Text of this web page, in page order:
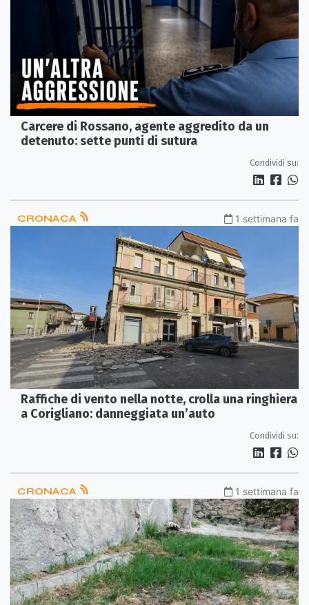
Carcere di Rossano, agente aggredito da un
detenuto: sette punti di sutura
Condividi su:
CRONACA 1 settimana fa
Raffiche di vento nella notte, crolla una ringhiera
a Corigliano: danneggiata un’auto
Condividi su:
CRONACA 1 settimana fa